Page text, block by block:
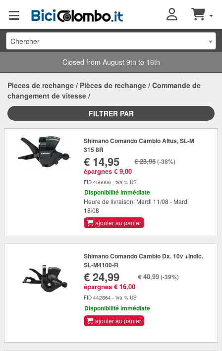
Chercher
Closed from August 9th to 16th
Pieces de rechange / Pièces de rechange / Commande de
changement de vitesse /
FILTRER PAR
Shimano Comando Cambio Altus, SL-M
315 8R
€ 14,95
épargnes € 9,00
€ 23,95(-38%)
FID 456006 - tva % US
Disponibilité immédiate
Heure de livraison: Mardi 11/08 - Mardi
18/08
ajouter au panier
Shimano Comando Cambio Dx. 10v +Indic.
SL-M4100-R
€ 24,99
épargnes € 16,00
€ 40,99(-39%)
FID 442864 - tva % US
Disponibilité immédiate
ajouter au panier